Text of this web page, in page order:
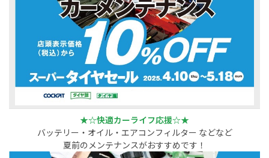
★☆快適カーライフ応援☆★
バッテリー・オイル・エアコンフィルター などなど
夏前のメンテナンスがおすすめです！